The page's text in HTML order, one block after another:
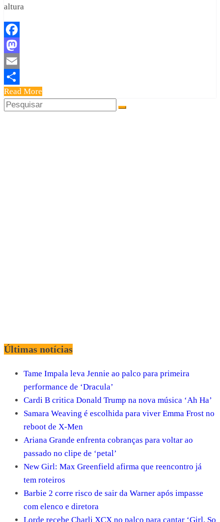
altura
Facebook
Mastodon
Email
Share
Read More
Últimas notícias
Tame Impala leva Jennie ao palco para primeira
performance de ‘Dracula’
Cardi B critica Donald Trump na nova música ‘Ah Ha’
Samara Weaving é escolhida para viver Emma Frost no
reboot de X-Men
Ariana Grande enfrenta cobranças para voltar ao
passado no clipe de ‘petal’
New Girl: Max Greenfield afirma que reencontro já
tem roteiros
Barbie 2 corre risco de sair da Warner após impasse
com elenco e diretora
Lorde recebe Charli XCX no palco para cantar ‘Girl, So